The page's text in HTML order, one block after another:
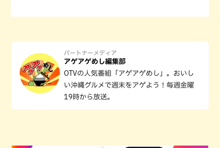
パートナーメディア
アゲアゲめし編集部
OTVの人気番組「アゲアゲめし」。おいし
い沖縄グルメで週末をアゲよう！毎週金曜
19時から放送。